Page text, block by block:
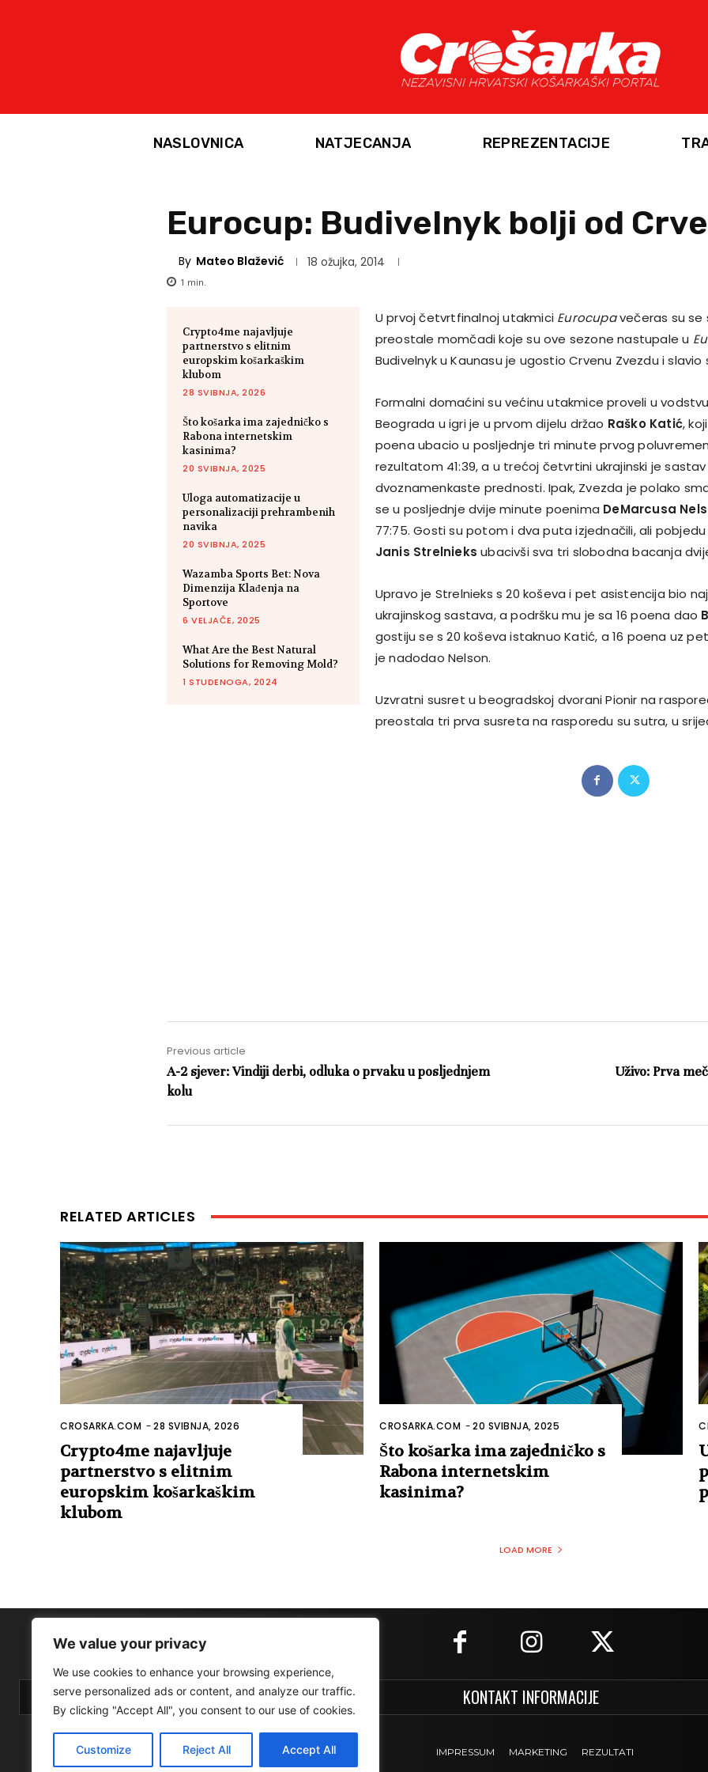
We value your privacy
We use cookies to enhance your browsing experience,
serve personalized ads or content, and analyze our traffic.
By clicking "Accept All", you consent to our use of cookies.
Customize Reject All Accept All
NASLOVNICA NATJECANJA REPREZENTACIJE
Eurocup: Budivelnyk bolji od
By Mateo Blažević 18 ožujka, 2014
1 min.
Crypto4me najavljuje
partnerstvo s elitnim
europskim košarkaškim
klubom
28 SVIBNJA, 2026
Što košarka ima zajedničko s
Rabona internetskim
kasinima?
20 SVIBNJA, 2025
Uloga automatizacije u
personalizaciji prehrambenih
navika
20 SVIBNJA, 2025
Wazamba Sports Bet: Nova
Dimenzija Klađenja na
Sportove
6 VELJAČE, 2025
What Are the Best Natural
Solutions for Removing Mold?
1 STUDENOGA, 2024
U prvoj četvrtfinalnoj utakmici Eurocupavečeras su se
preostale momčadi koje su ove sezone nastupale u
Budivelnyk u Kaunasu je ugostio Crvenu Zvezdu i slavio
Formalni domaćini su većinu utakmice proveli u
Beograda u igri je u prvom dijelu držao Raško Katić,
poena ubacio u posljednje tri minute prvog
rezultatom 41:39, a u trećoj četvrtini ukrajinski je
dvoznamenkaste prednosti. Ipak, Zvezda je polako
se u posljednje dvije minute poenima DeMarcusa
77:75. Gosti su potom i dva puta izjednačili, ali
Janis Strelnieks ubacivši sva tri slobodna bacanja
Upravo je Strelnieks s 20 koševa i pet asistencija bio
ukrajinskog sastava, a podršku mu je sa 16 poena dao
gostiju se s 20 koševa istaknuo Katić, a 16 poena uz
je nadodao Nelson.
Uzvratni susret u beogradskoj dvorani Pionir na
preostala tri prva susreta na rasporedu su sutra, u
Previous article
A-2 sjever: Vindiji derbi, odluka o prvaku u posljednjem
kolu
Uživo: Prva
RELATED ARTICLES
CROSARKA.COM -28 SVIBNJA, 2026
Crypto4me najavljuje
partnerstvo s elitnim
europskim košarkaškim
klubom
CROSARKA.COM -20 SVIBNJA, 2025
Što košarka ima zajedničko s
Rabona internetskim
kasinima?
LOAD MORE
KONTAKT INFORMACIJE
IMPRESSUM MARKETING REZULTATI